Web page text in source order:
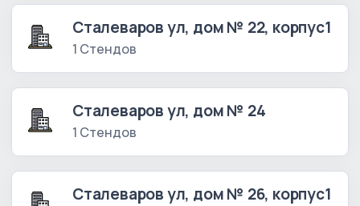
Сталеваров ул, дом № 22, корпус1
1 Стендов
Сталеваров ул, дом № 24
1 Стендов
Сталеваров ул, дом № 26, корпус1